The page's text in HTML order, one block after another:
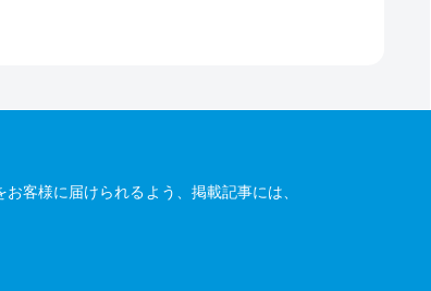
客様に届けられるよう、掲載記事には、